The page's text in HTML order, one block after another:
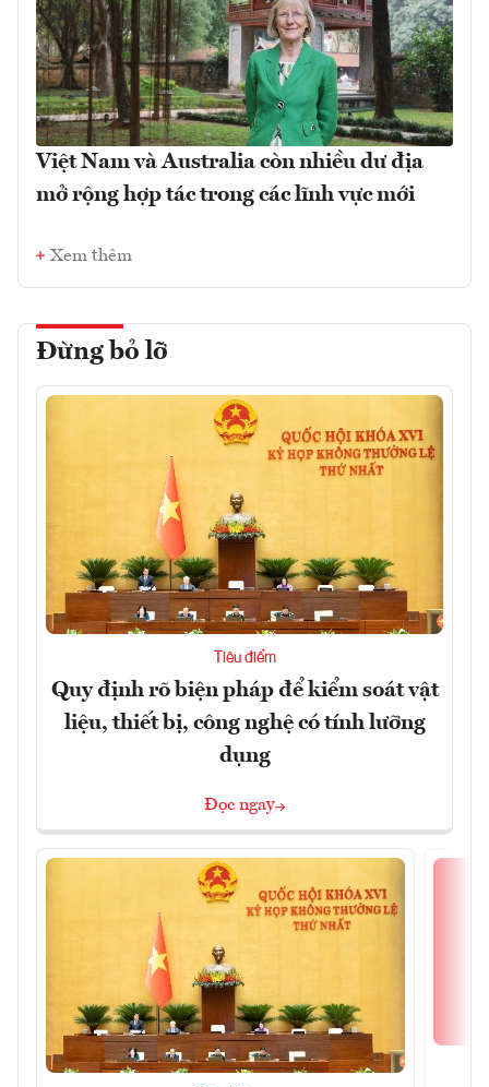
Việt Nam và Australia còn nhiều dư địa
mở rộng hợp tác trong các lĩnh vực mới
Xem thêm
Đừng bỏ lỡ
Tiêu điểm
Quy định rõ biện pháp để kiểm soát vật
liệu, thiết bị, công nghệ có tính lưỡng
dụng
Đọc ngay